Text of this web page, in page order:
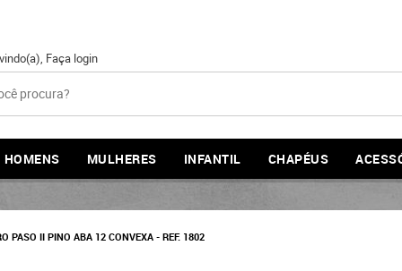
Faça login
HOMENS MULHERES INFANTIL CHAPÉUS
PASO II PINO ABA 12 CONVEXA - REF. 1802